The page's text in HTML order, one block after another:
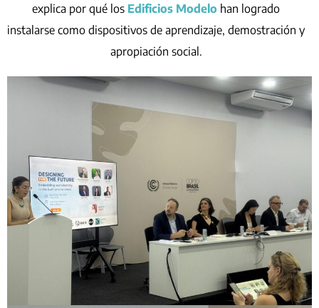
explica por qué los Edificios Modelo han logrado
instalarse como dispositivos de aprendizaje, demostración y
apropiación social.